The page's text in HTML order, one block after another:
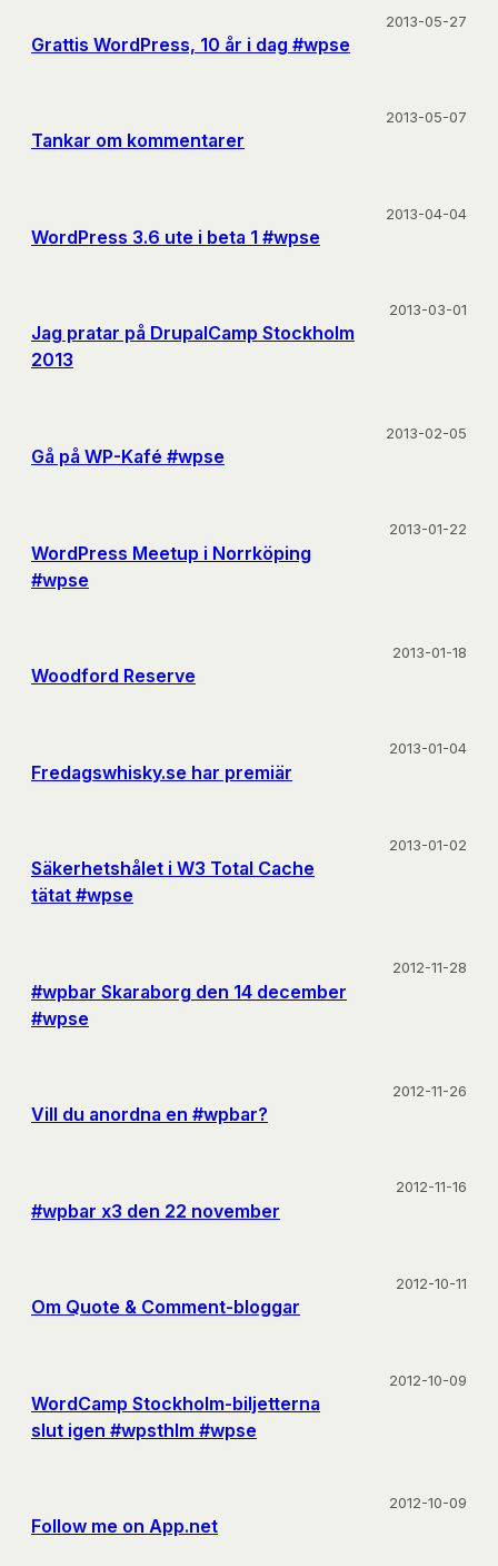
Grattis WordPress, 10 år i dag #wpse
2013-05-27
Tankar om kommentarer
2013-05-07
WordPress 3.6 ute i beta 1 #wpse
2013-04-04
Jag pratar på DrupalCamp Stockholm
2013
2013-03-01
Gå på WP-Kafé #wpse
2013-02-05
WordPress Meetup i Norrköping
#wpse
2013-01-22
Woodford Reserve
2013-01-18
Fredagswhisky.se har premiär
2013-01-04
Säkerhetshålet i W3 Total Cache
tätat #wpse
2013-01-02
#wpbar Skaraborg den 14 december
#wpse
2012-11-28
Vill du anordna en #wpbar?
2012-11-26
#wpbar x3 den 22 november
2012-11-16
Om Quote & Comment-bloggar
2012-10-11
WordCamp Stockholm-biljetterna
slut igen #wpsthlm #wpse
2012-10-09
Follow me on App.net
2012-10-09